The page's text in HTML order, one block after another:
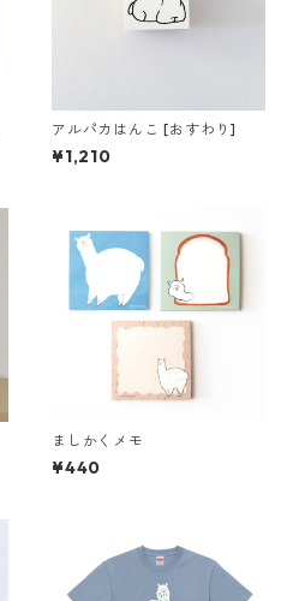
アルパカはんこ [おすわり]
¥1,210
ましかくメモ
¥440